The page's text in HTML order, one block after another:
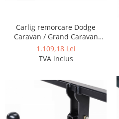
Carlig remorcare Dodge
Caravan / Grand Caravan
2001 - 2008 demontabil
automat cu maneta marca
1.109,18 Lei
TVA inclus